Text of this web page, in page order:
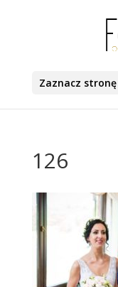
Zaznacz stronę
126